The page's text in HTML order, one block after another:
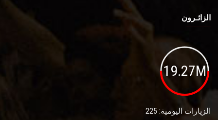
الزائـرون
19.27M
الزيارات اليومية: 225